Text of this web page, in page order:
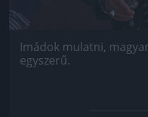
Imádok mulatni,
egyszerű.